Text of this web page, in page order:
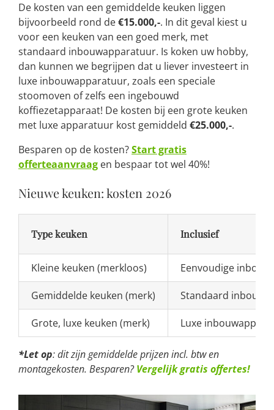
De kosten van een gemiddelde keuken liggen
bijvoorbeeld rond de€15.000,-. In dit geval kiest u
voor een keuken van een goed merk, met
standaard inbouwapparatuur. Is koken uw hobby,
dan kunnen we begrijpen dat u liever investeert in
luxe inbouwapparatuur, zoals een speciale
stoomoven of zelfs een ingebouwd
koffiezetapparaat! De kosten bij een grote keuken
met luxe apparatuur kost gemiddeld €25.000,-.
Besparen op de kosten?Start gratis
offerteaanvraag en bespaar tot wel 40%!
Nieuwe keuken: kosten 2026
Type keuken Inclusief
Kleine keuken (merkloos) Eenvoudige
Gemiddelde keuken (merk) Standaard
Grote, luxe keuken (merk) Luxe
*Let op: dit zijn gemiddelde prijzen incl. btw en
montagekosten. Besparen?Vergelijk gratis offertes!